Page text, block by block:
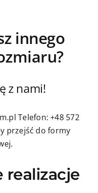
innego
z nami!
Telefon: +48 572
przejść do formy
realizacje